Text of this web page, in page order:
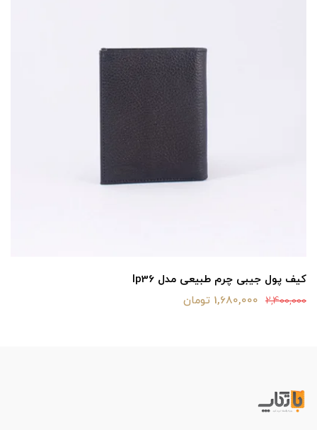
کیف پول جیبی چرم طبیعی مدل lp36
2,400,000 1,680,000 تومان